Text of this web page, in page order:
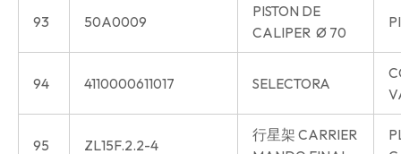
93 50A0009
PISTON DE
CALIPER Ø 70
94 4110000611017 SELECTORA
95 ZL15F.2.2-4
行星架 CARRIER